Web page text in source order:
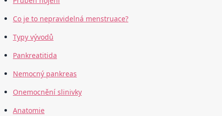
Co je to nepravidelná menstruace?
Typy vývodů
Pankreatitida
Nemocný pankreas
Onemocnění slinivky
Anatomie